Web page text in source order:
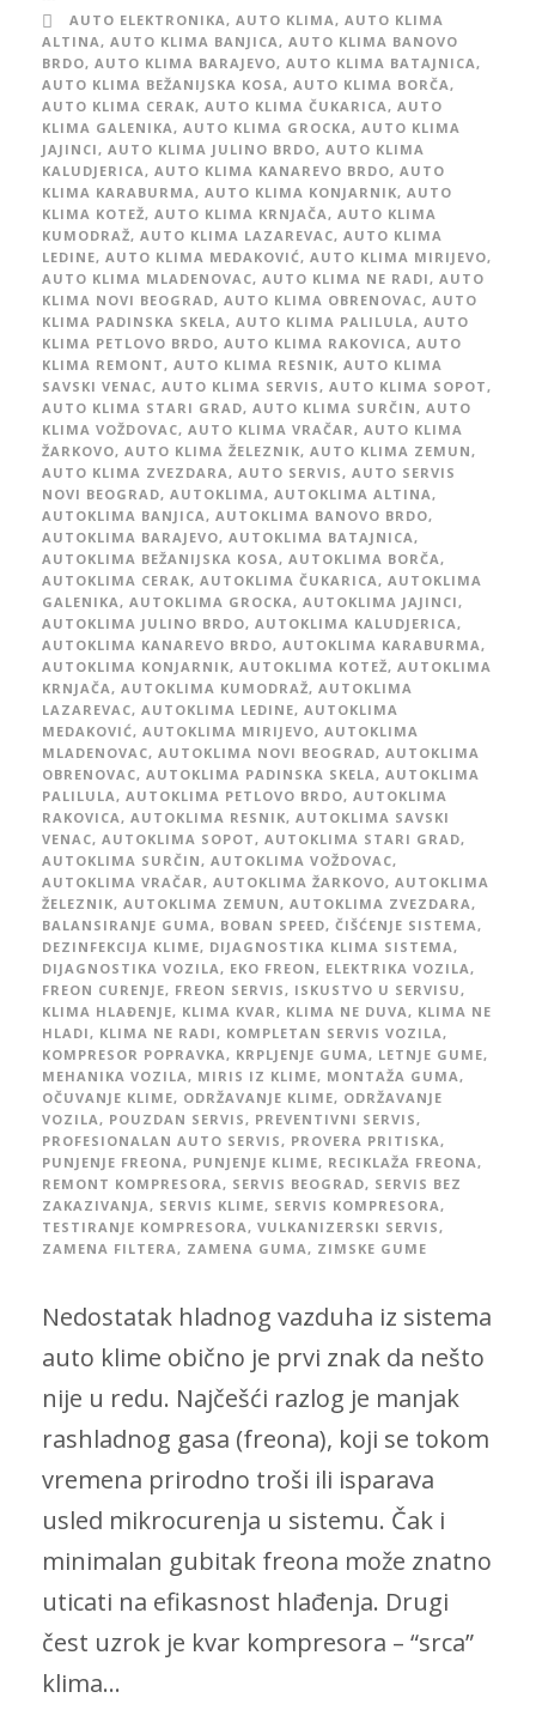
AUTO ELEKTRONIKA, AUTO KLIMA, AUTO KLIMA
ALTINA, AUTO KLIMA BANJICA, AUTO KLIMA BANOVO
BRDO, AUTO KLIMA BARAJEVO, AUTO KLIMA BATAJNICA,
AUTO KLIMA BEŽANIJSKA KOSA, AUTO KLIMA BORČA,
AUTO KLIMA CERAK, AUTO KLIMA ČUKARICA, AUTO
KLIMA GALENIKA, AUTO KLIMA GROCKA, AUTO KLIMA
JAJINCI, AUTO KLIMA JULINO BRDO, AUTO KLIMA
KALUDJERICA, AUTO KLIMA KANAREVO BRDO, AUTO
KLIMA KARABURMA, AUTO KLIMA KONJARNIK, AUTO
KLIMA KOTEŽ, AUTO KLIMA KRNJAČA, AUTO KLIMA
KUMODRAŽ, AUTO KLIMA LAZAREVAC, AUTO KLIMA
LEDINE, AUTO KLIMA MEDAKOVIĆ, AUTO KLIMA MIRIJEVO,
AUTO KLIMA MLADENOVAC, AUTO KLIMA NE RADI, AUTO
KLIMA NOVI BEOGRAD, AUTO KLIMA OBRENOVAC, AUTO
KLIMA PADINSKA SKELA, AUTO KLIMA PALILULA, AUTO
KLIMA PETLOVO BRDO, AUTO KLIMA RAKOVICA, AUTO
KLIMA REMONT, AUTO KLIMA RESNIK, AUTO KLIMA
SAVSKI VENAC, AUTO KLIMA SERVIS, AUTO KLIMA SOPOT,
AUTO KLIMA STARI GRAD, AUTO KLIMA SURČIN, AUTO
KLIMA VOŽDOVAC, AUTO KLIMA VRAČAR, AUTO KLIMA
ŽARKOVO, AUTO KLIMA ŽELEZNIK, AUTO KLIMA ZEMUN,
AUTO KLIMA ZVEZDARA, AUTO SERVIS, AUTO SERVIS
NOVI BEOGRAD, AUTOKLIMA, AUTOKLIMA ALTINA,
AUTOKLIMA BANJICA, AUTOKLIMA BANOVO BRDO,
AUTOKLIMA BARAJEVO, AUTOKLIMA BATAJNICA,
AUTOKLIMA BEŽANIJSKA KOSA, AUTOKLIMA BORČA,
AUTOKLIMA CERAK, AUTOKLIMA ČUKARICA, AUTOKLIMA
GALENIKA, AUTOKLIMA GROCKA, AUTOKLIMA JAJINCI,
AUTOKLIMA JULINO BRDO, AUTOKLIMA KALUDJERICA,
AUTOKLIMA KANAREVO BRDO, AUTOKLIMA KARABURMA,
AUTOKLIMA KONJARNIK, AUTOKLIMA KOTEŽ, AUTOKLIMA
KRNJAČA, AUTOKLIMA KUMODRAŽ, AUTOKLIMA
LAZAREVAC, AUTOKLIMA LEDINE, AUTOKLIMA
MEDAKOVIĆ, AUTOKLIMA MIRIJEVO, AUTOKLIMA
MLADENOVAC, AUTOKLIMA NOVI BEOGRAD, AUTOKLIMA
OBRENOVAC, AUTOKLIMA PADINSKA SKELA, AUTOKLIMA
PALILULA, AUTOKLIMA PETLOVO BRDO, AUTOKLIMA
RAKOVICA, AUTOKLIMA RESNIK, AUTOKLIMA SAVSKI
VENAC, AUTOKLIMA SOPOT, AUTOKLIMA STARI GRAD,
AUTOKLIMA SURČIN, AUTOKLIMA VOŽDOVAC,
AUTOKLIMA VRAČAR, AUTOKLIMA ŽARKOVO, AUTOKLIMA
ŽELEZNIK, AUTOKLIMA ZEMUN, AUTOKLIMA ZVEZDARA,
BALANSIRANJE GUMA, BOBAN SPEED, ČIŠĆENJE SISTEMA,
DEZINFEKCIJA KLIME, DIJAGNOSTIKA KLIMA SISTEMA,
DIJAGNOSTIKA VOZILA, EKO FREON, ELEKTRIKA VOZILA,
FREON CURENJE, FREON SERVIS, ISKUSTVO U SERVISU,
KLIMA HLAĐENJE, KLIMA KVAR, KLIMA NE DUVA, KLIMA NE
HLADI, KLIMA NE RADI, KOMPLETAN SERVIS VOZILA,
KOMPRESOR POPRAVKA, KRPLJENJE GUMA, LETNJE GUME,
MEHANIKA VOZILA, MIRIS IZ KLIME, MONTAŽA GUMA,
OČUVANJE KLIME, ODRŽAVANJE KLIME, ODRŽAVANJE
VOZILA, POUZDAN SERVIS, PREVENTIVNI SERVIS,
PROFESIONALAN AUTO SERVIS, PROVERA PRITISKA,
PUNJENJE FREONA, PUNJENJE KLIME, RECIKLAŽA FREONA,
REMONT KOMPRESORA, SERVIS BEOGRAD, SERVIS BEZ
ZAKAZIVANJA, SERVIS KLIME, SERVIS KOMPRESORA,
TESTIRANJE KOMPRESORA, VULKANIZERSKI SERVIS,
ZAMENA FILTERA, ZAMENA GUMA, ZIMSKE GUME
Nedostatak hladnog vazduha iz sistema
auto klime obično je prvi znak da nešto
nije u redu. Najčešći razlog je manjak
rashladnog gasa (freona), koji se tokom
vremena prirodno troši ili isparava
usled mikrocurenja u sistemu. Čak i
minimalan gubitak freona može znatno
uticati na efikasnost hlađenja. Drugi
čest uzrok je kvar kompresora – “srca”
klima...